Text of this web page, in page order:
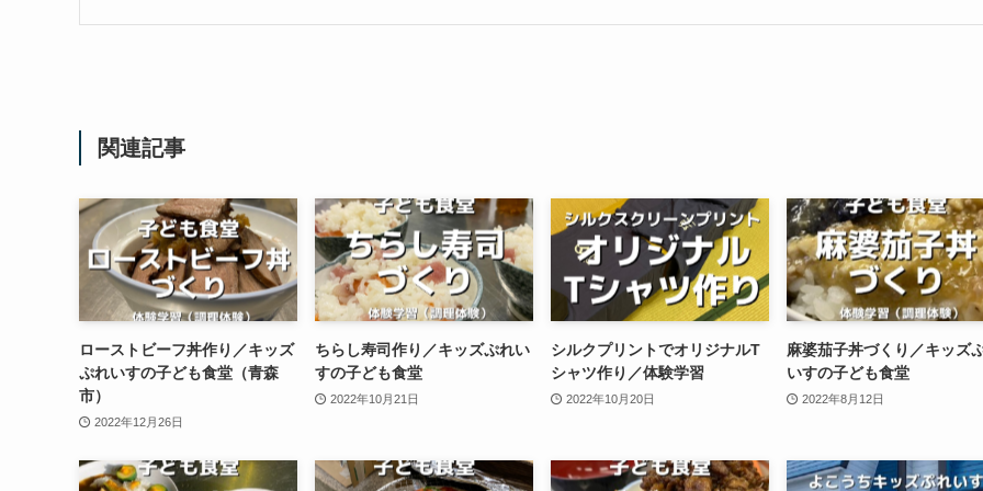
関連記事
ローストビーフ丼作り／キッズ
ぷれいすの子ども食堂（青森
市）
2022年12月26日
ちらし寿司作り／キッズぷれい
すの子ども食堂
2022年10月21日
シルクプリントでオリジナルT
シャツ作り／体験学習
2022年10月20日
麻婆茄子丼づくり／キッズ
いすの子ども食堂
2022年8月12日